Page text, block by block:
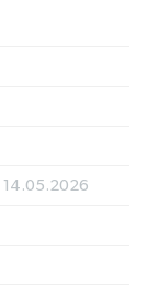
14.05.2026